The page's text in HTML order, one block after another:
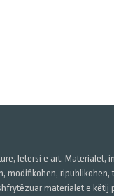
letërsi e art.
modifikohen,
materialet e